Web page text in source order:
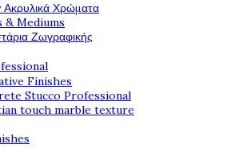
Χρώματα
& Mediums
Ζωγραφικής
Finishes
Stucco Professional
touch marble texture